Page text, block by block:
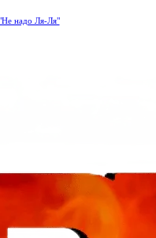
надо Ля-Ля"